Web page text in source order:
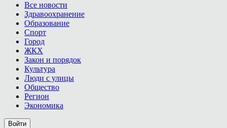
Все новости
Здравоохранение
Образование
Спорт
Город
ЖКХ
Закон и порядок
Культура
Люди с улицы
Общество
Регион
Экономика
Войти